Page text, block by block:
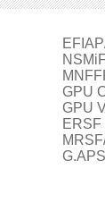
GPU
GPU
ERSF
G.APS